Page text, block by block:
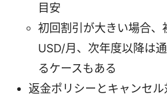
目安
初回割引が大きい場合
USD/月、次年度以降は
るケースもある
返金ポリシーとキャンセル